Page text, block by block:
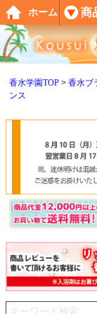
香水学園TOP 香水ブ
ンス
ホーム 商